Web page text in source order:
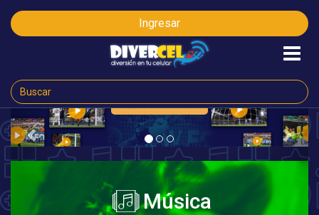
Ingresar
CLICK
Previous
Next
Música